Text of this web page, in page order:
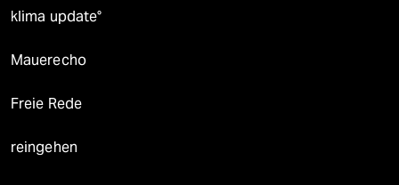
klima update°
Mauerecho
Freie Rede
reingehen